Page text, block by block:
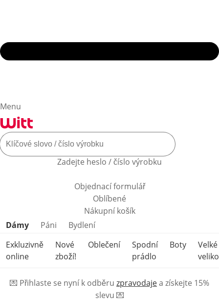
Menu
Zadejte heslo / číslo výrobku
Objednací formulář
Oblíbené
Nákupní košík
Přeskočit kategorie produktů
Dámy Páni
Bydlení
Exkluzivně
online
Nové
zboží!
Oblečení
Spodní
prádlo
Boty
Velké
💌 Přihlaste se nyní k odběru zpravodajea získejte 15%
slevu 💌